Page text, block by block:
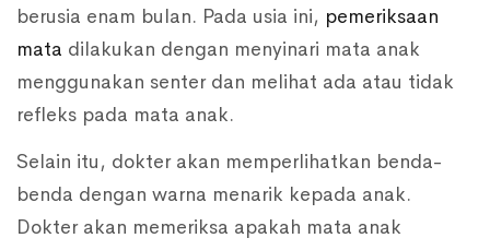
berusia enam bulan. Pada usia ini, pemeriksaan
mata dilakukan dengan menyinari mata anak
menggunakan senter dan melihat ada atau tidak
refleks pada mata anak.
Selain itu, dokter akan memperlihatkan benda-
benda dengan warna menarik kepada anak.
Dokter akan memeriksa apakah mata anak